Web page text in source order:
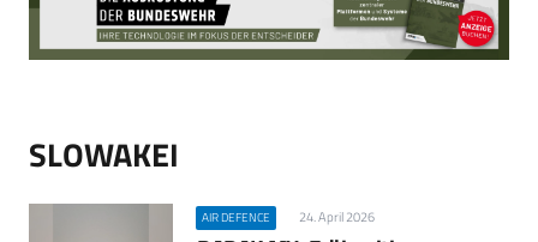
SLOWAKEI
AIR DEFENCE 24. April 2026